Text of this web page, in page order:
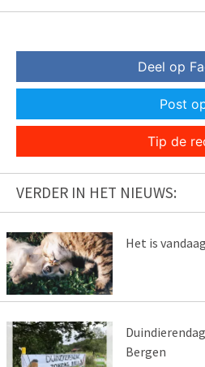
Deel op
Post
Tip de
VERDER IN HET NIEUWS:
Het is
Bergen